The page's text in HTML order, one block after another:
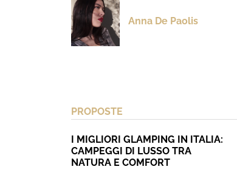
Anna De Paolis
PROPOSTE
I MIGLIORI GLAMPING IN ITALIA:
CAMPEGGI DI LUSSO TRA
NATURA E COMFORT